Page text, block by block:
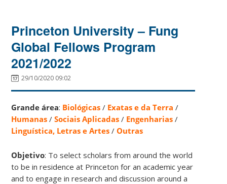
Princeton University – Fung
Global Fellows Program
2021/2022
29/10/2020 09:02
Grande área: Biológicas / Exatas e da Terra /
Humanas /Sociais Aplicadas / Engenharias /
Linguística, Letras e Artes /Outras
Objetivo: To select scholars from around the world
to be in residence at Princeton for an academic year
and to engage in research and discussion around a